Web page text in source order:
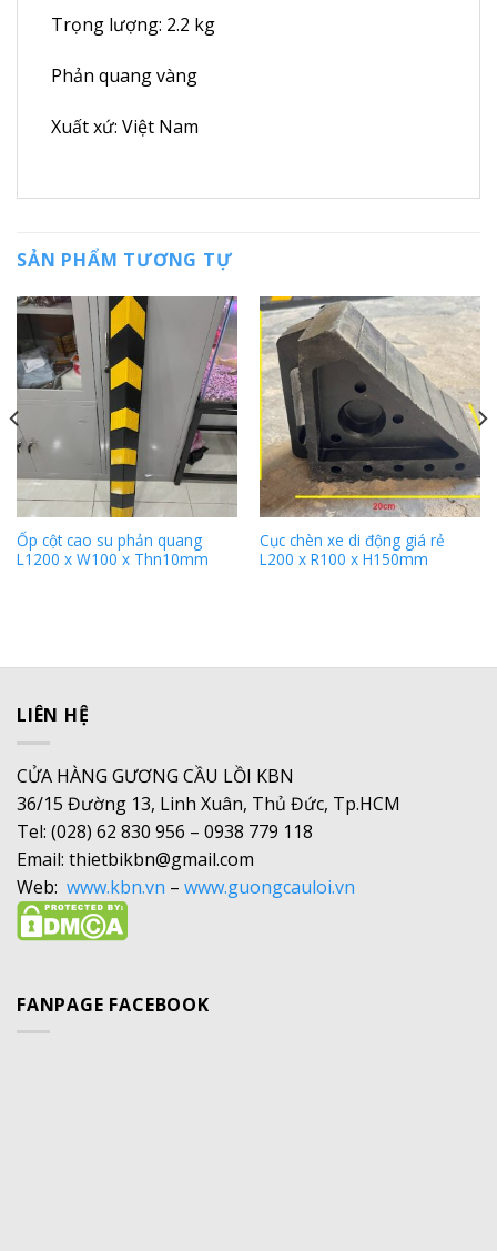
Trọng lượng: 2.2 kg
Phản quang vàng
Xuất xứ: Việt Nam
SẢN PHẨM TƯƠNG TỰ
Ốp cột cao su phản quang
L1200 x W100 x Thn10mm
Cục chèn xe di động giá rẻ
L200 x R100 x H150mm
LIÊN HỆ
CỬA HÀNG GƯƠNG CẦU LỒI KBN
36/15 Đường 13, Linh Xuân, Thủ Đức, Tp.HCM
Tel: (028) 62 830 956 – 0938 779 118
Email: thietbikbn@gmail.com
Web: www.kbn.vn – www.guongcauloi.vn
FANPAGE FACEBOOK